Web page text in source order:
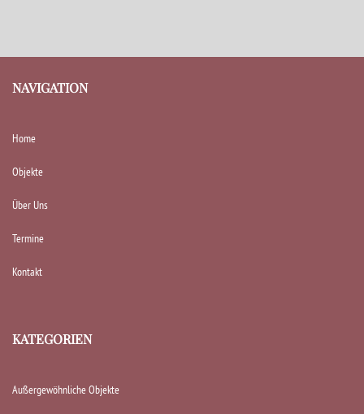
NAVIGATION
Home
Objekte
Über Uns
Termine
Kontakt
KATEGORIEN
Außergewöhnliche Objekte